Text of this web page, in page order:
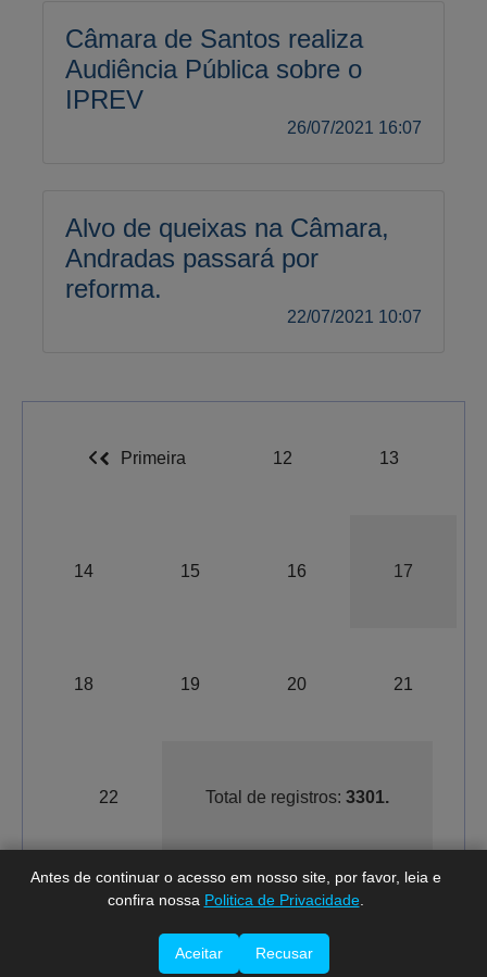
Antes de continuar o acesso em nosso site, por favor, leia e
confira nossa Politica de Privacidade.
Aceitar Recusar
Câmara de Santos realiza
Audiência Pública sobre o
IPREV
26/07/2021 16:07
Alvo de queixas na Câmara,
Andradas passará por
reforma.
22/07/2021 10:07
Primeira 12 13
14 15 16 17
18 19 20 21
22 Total de registros: 3301.
Última